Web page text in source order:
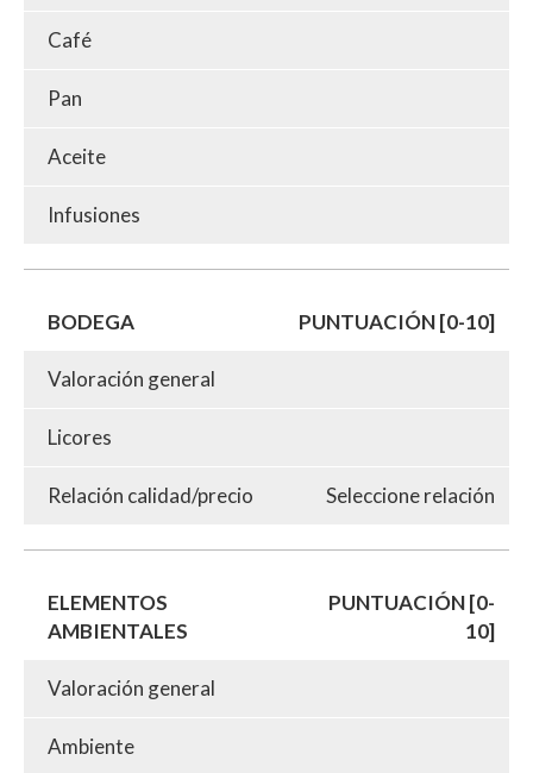
Café
Pan
Aceite
Infusiones
BODEGA PUNTUACIÓN [0-10]
Valoración general
Licores
Relación calidad/precio Seleccione relación
ELEMENTOS
AMBIENTALES
PUNTUACIÓN [0-
10]
Valoración general
Ambiente